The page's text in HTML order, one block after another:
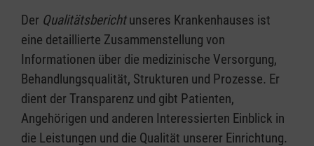
Flensburg, dem Rehazentrum St.-Peter-Ording,
der Klinik Dr. Winkler in Husum, der Asklepios
Nordseeklinik Westerland und weiteren
psychiatrischen Kliniken in Breklum und
Bredstedt. Wir nutzen die Vorteile der
regionalen und überregionalen Kooperation,
einschließlich des überregionalen
Der Qualitätsberichtunseres Krankenhauses ist
eine detaillierte Zusammenstellung von
Informationen über die medizinische Versorgung,
Behandlungsqualität, Strukturen und Prozesse. Er
dient der Transparenz und gibt Patienten,
Angehörigen und anderen Interessierten Einblick in
die Leistungen und die Qualität unserer Einrichtung.